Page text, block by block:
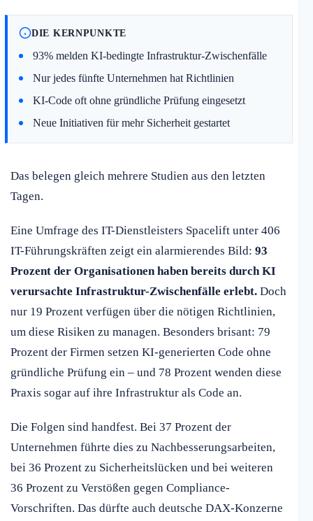
DIE KERNPUNKTE
93% melden KI-bedingte Infrastruktur-Zwischenfälle
Nur jedes fünfte Unternehmen hat Richtlinien
KI-Code oft ohne gründliche Prüfung eingesetzt
Neue Initiativen für mehr Sicherheit gestartet
Das belegen gleich mehrere Studien aus den letzten
Tagen.
Eine Umfrage des IT-Dienstleisters Spacelift unter 406
IT-Führungskräften zeigt ein alarmierendes Bild: 93
Prozent der Organisationen haben bereits durch KI
verursachte Infrastruktur-Zwischenfälle erlebt. Doch
nur 19 Prozent verfügen über die nötigen Richtlinien,
um diese Risiken zu managen. Besonders brisant: 79
Prozent der Firmen setzen KI-generierten Code ohne
gründliche Prüfung ein – und 78 Prozent wenden diese
Praxis sogar auf ihre Infrastruktur als Code an.
Die Folgen sind handfest. Bei 37 Prozent der
Unternehmen führte dies zu Nachbesserungsarbeiten,
bei 36 Prozent zu Sicherheitslücken und bei weiteren
36 Prozent zu Verstößen gegen Compliance-
Vorschriften. Das dürfte auch deutsche DAX-Konzerne